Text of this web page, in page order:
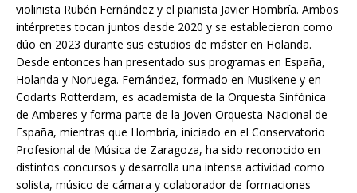
violinista Rubén Fernández y el pianista Javier Hombría. Ambos
intérpretes tocan juntos desde 2020 y se establecieron como
dúo en 2023 durante sus estudios de máster en Holanda.
Desde entonces han presentado sus programas en España,
Holanda y Noruega. Fernández, formado en Musikene y en
Codarts Rotterdam, es academista de la Orquesta Sinfónica
de Amberes y forma parte de la Joven Orquesta Nacional de
España, mientras que Hombría, iniciado en el Conservatorio
Profesional de Música de Zaragoza, ha sido reconocido en
distintos concursos y desarrolla una intensa actividad como
solista, músico de cámara y colaborador de formaciones